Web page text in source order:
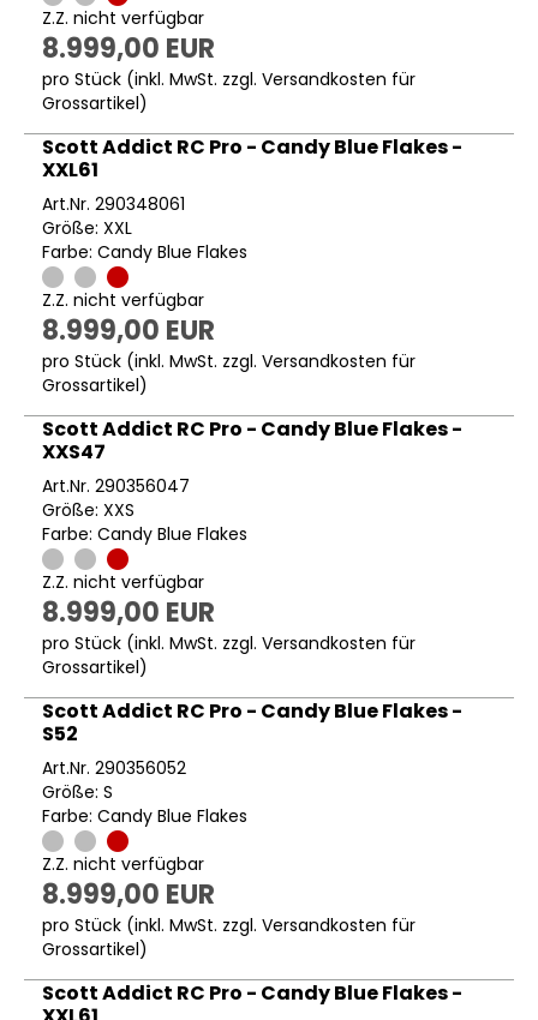
Z.Z. nicht verfügbar
8.999,00 EUR
pro Stück (inkl. MwSt. zzgl. Versandkosten für
Grossartikel)
Scott Addict RC Pro - Candy Blue Flakes -
XXL61
Art.Nr. 290348061
Größe: XXL
Farbe: Candy Blue Flakes
Z.Z. nicht verfügbar
8.999,00 EUR
pro Stück (inkl. MwSt. zzgl. Versandkosten für
Grossartikel)
Scott Addict RC Pro - Candy Blue Flakes -
XXS47
Art.Nr. 290356047
Größe: XXS
Farbe: Candy Blue Flakes
Z.Z. nicht verfügbar
8.999,00 EUR
pro Stück (inkl. MwSt. zzgl. Versandkosten für
Grossartikel)
Scott Addict RC Pro - Candy Blue Flakes -
S52
Art.Nr. 290356052
Größe: S
Farbe: Candy Blue Flakes
Z.Z. nicht verfügbar
8.999,00 EUR
pro Stück (inkl. MwSt. zzgl. Versandkosten für
Grossartikel)
Scott Addict RC Pro - Candy Blue Flakes -